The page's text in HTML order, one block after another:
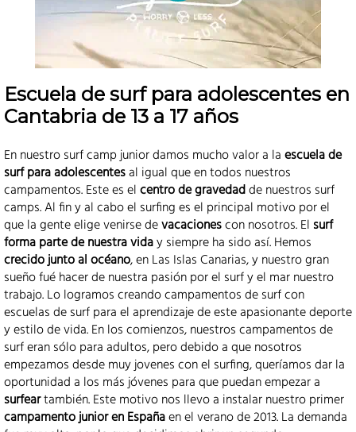
Escuela de surf para adolescentes en
Cantabria de 13 a 17 años
En nuestro surf camp junior damos mucho valor a laescuela de
surf para adolescentesal igual que en todos nuestros
campamentos. Este es elcentro de gravedadde nuestros surf
camps. Al fin y al cabo el surfing es el principal motivo por el
que la gente elige venirse devacacionescon nosotros. El surf
forma parte de nuestra viday siempre ha sido así. Hemos
crecido junto al océano, en Las Islas Canarias, y nuestro gran
sueño fué hacer de nuestra pasión por el surf y el mar nuestro
trabajo. Lo logramos creando campamentos de surf con
escuelas de surf para el aprendizaje de este apasionante deporte
y estilo de vida. En los comienzos, nuestros campamentos de
surf eran sólo para adultos, pero debido a que nosotros
empezamos desde muy jovenes con el surfing, queríamos dar la
oportunidad a los más jóvenes para que puedan empezar a
surfeartambién. Este motivo nos llevo a instalar nuestro primer
campamento junior en Españaen el verano de 2013. La demanda